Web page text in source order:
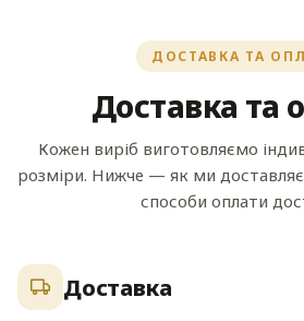
ДОСТАВКА ТА
Доставка та
Кожен виріб виготовляємо
розміри. Нижче — як ми
способи оплати
Доставка